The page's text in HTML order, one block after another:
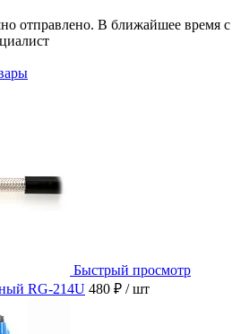
отправлено. В ближайшее время с
Быстрый просмотр
RG-214U 480 ₽ / шт